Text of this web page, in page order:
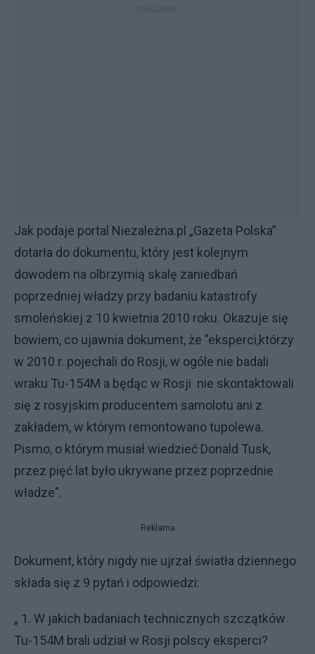
Jak podaje portal Niezależna.pl „Gazeta Polska”
dotarła do dokumentu, który jest kolejnym
dowodem na olbrzymią skalę zaniedbań
poprzedniej władzy przy badaniu katastrofy
smoleńskiej z 10 kwietnia 2010 roku. Okazuje się
bowiem, co ujawnia dokument, że "eksperci,którzy
w 2010 r. pojechali do Rosji, w ogóle nie badali
wraku Tu-154M a będąc w Rosji nie skontaktowali
się z rosyjskim producentem samolotu ani z
zakładem, w którym remontowano tupolewa.
Pismo, o którym musiał wiedzieć Donald Tusk,
przez pięć lat było ukrywane przez poprzednie
władze".
Reklama
Dokument, który nigdy nie ujrzał światła dziennego
składa się z 9 pytań i odpowiedzi:
„ 1. W jakich badaniach technicznych szczątków
Tu-154M brali udział w Rosji polscy eksperci?